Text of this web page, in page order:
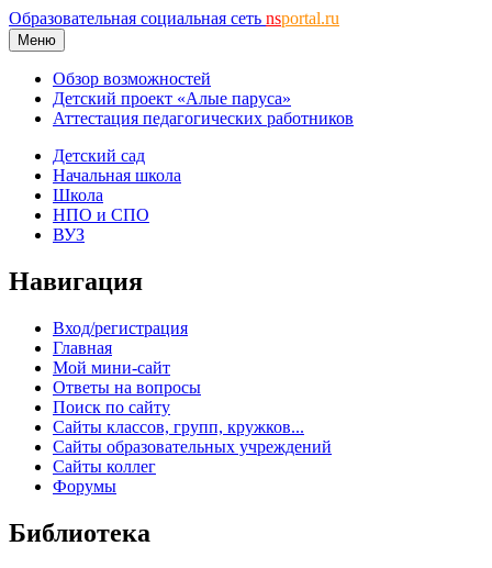
Образовательная социальная сеть nsportal.ru
Меню
Обзор возможностей
Детский проект «Алые паруса»
Аттестация педагогических работников
Детский сад
Начальная школа
Школа
НПО и СПО
ВУЗ
Навигация
Вход/регистрация
Главная
Мой мини-сайт
Ответы на вопросы
Поиск по сайту
Сайты классов, групп, кружков...
Сайты образовательных учреждений
Сайты коллег
Форумы
Библиотека